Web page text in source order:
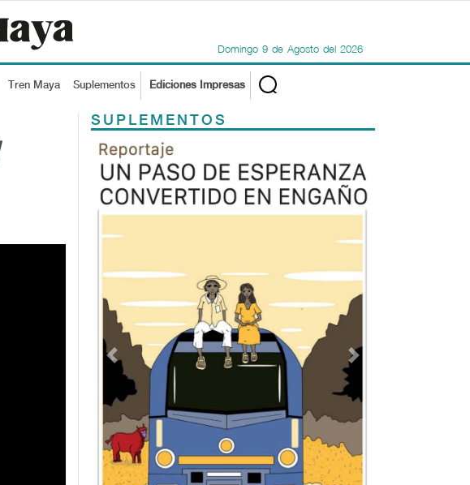
Domingo 9 de Agosto del 2026
Tren Maya Suplementos Ediciones Impresas
SUPLEMENTOS
Previous
TODOS LOS SUPLEMENTOS